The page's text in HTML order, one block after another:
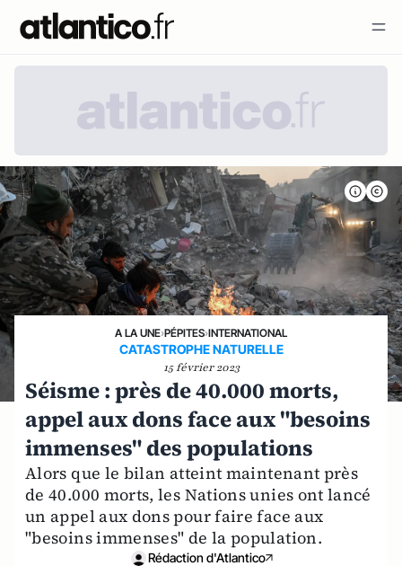
A LA UNE›PÉPITES›INTERNATIONAL
CATASTROPHE NATURELLE
15 février 2023
Séisme : près de 40.000 morts,
appel aux dons face aux "besoins
immenses" des populations
Alors que le bilan atteint maintenant près
de 40.000 morts, les Nations unies ont lancé
un appel aux dons pour faire face aux
"besoins immenses" de la population.
Rédaction d'Atlantico